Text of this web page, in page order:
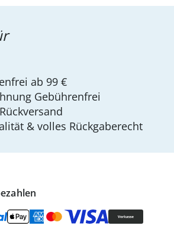
ab 99 €
Gebührenfrei
& volles Rückgaberecht